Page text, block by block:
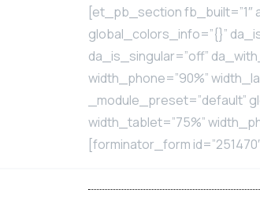
[et_pb_section fb_built=”1″
global_colors_info=”{}”
da_is_singular=”off”
width_phone=”90%”
_module_preset=”default”
width_tablet=”75%”
[forminator_form